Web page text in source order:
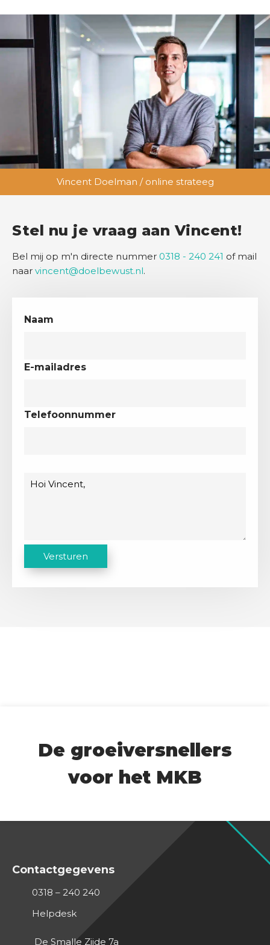
Vincent Doelman / online strateeg
Stel nu je vraag aan Vincent!
Bel mij op m'n directe nummer 0318 - 240 241 of mail
naar vincent@doelbewust.nl.
Naam
E-mailadres
Telefoonnummer
A
Versturen
De groeiversnellers
voor het MKB
Contactgegevens
0318 – 240 240
Helpdesk
De Smalle Zijde 7a